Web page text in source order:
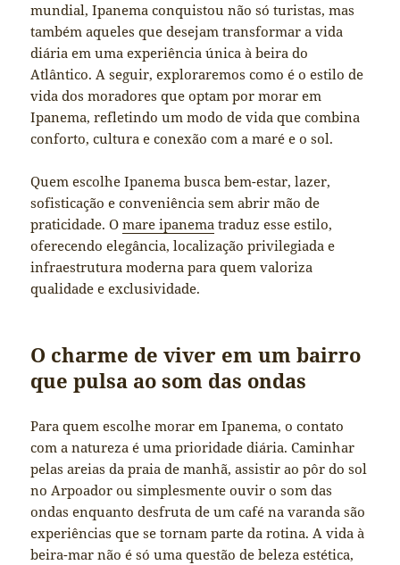
mundial, Ipanema conquistou não só turistas, mas
também aqueles que desejam transformar a vida
diária em uma experiência única à beira do
Atlântico. A seguir, exploraremos como é o estilo de
vida dos moradores que optam por morar em
Ipanema, refletindo um modo de vida que combina
conforto, cultura e conexão com a maré e o sol.
Quem escolhe Ipanema busca bem-estar, lazer,
sofisticação e conveniência sem abrir mão de
praticidade. Omare ipanema traduz esse estilo,
oferecendo elegância, localização privilegiada e
infraestrutura moderna para quem valoriza
qualidade e exclusividade.
O charme de viver em um bairro
que pulsa ao som das ondas
Para quem escolhe morar em Ipanema, o contato
com a natureza é uma prioridade diária. Caminhar
pelas areias da praia de manhã, assistir ao pôr do sol
no Arpoador ou simplesmente ouvir o som das
ondas enquanto desfruta de um café na varanda são
experiências que se tornam parte da rotina. A vida à
beira-mar não é só uma questão de beleza estética,